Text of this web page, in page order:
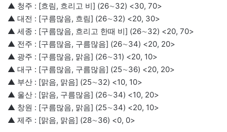
▲ 청주 : [흐림, 흐리고 비] (26∼32) <30, 70>
▲ 대전 : [구름많음, 흐림] (26∼32) <20, 30>
▲ 세종 : [구름많음, 흐리고 한때 비] (26∼32) <20, 70>
▲ 전주 : [구름많음, 구름많음] (26∼34) <20, 20>
▲ 광주 : [구름많음, 맑음] (26∼31) <20, 10>
▲ 대구 : [구름많음, 구름많음] (25∼36) <20, 20>
▲ 부산 : [맑음, 맑음] (25∼32) <10, 10>
▲ 울산 : [맑음, 구름많음] (26∼34) <10, 20>
▲ 창원 : [구름많음, 맑음] (25∼34) <20, 10>
▲ 제주 : [맑음, 맑음] (28∼36) <0, 0>